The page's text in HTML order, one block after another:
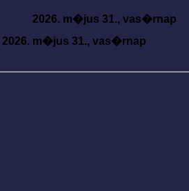
2026. m�jus 31., vas�rnap
2026. m�jus 31., vas�rnap